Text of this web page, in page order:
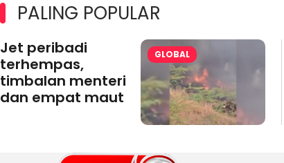
PALING POPULAR
Jet peribadi
terhempas,
timbalan menteri
dan empat maut
GLOBAL